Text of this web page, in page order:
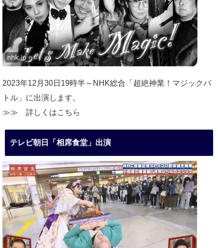
2023年12月30日19時半～NHK総合「超絶神業！マジックバ
トル」に出演します。
≫≫ 詳しくはこちら
テレビ朝日「相席食堂」出演